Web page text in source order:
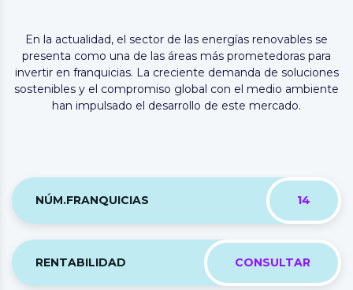
En la actualidad, el sector de las energías renovables se
presenta como una de las áreas más prometedoras para
invertir en franquicias. La creciente demanda de soluciones
sostenibles y el compromiso global con el medio ambiente
han impulsado el desarrollo de este mercado.
NÚM.FRANQUICIAS 14
RENTABILIDAD CONSULTAR